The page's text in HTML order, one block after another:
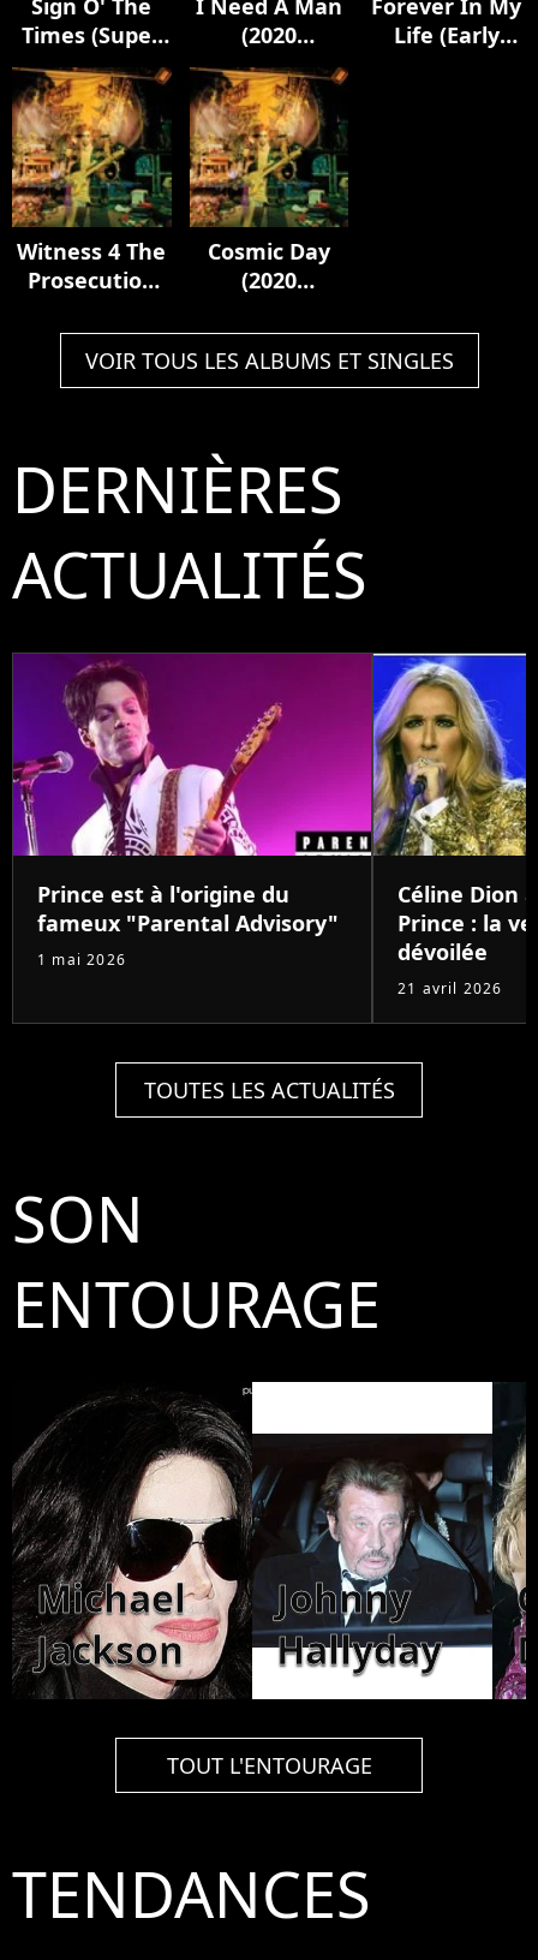
Sign O' The
Times (Super
Deluxe)
I Need A Man
(2020
Remaster)
Forever In My
Life (Early
Witness 4 The
Prosecution
[2020
Remaster]
Cosmic Day
(2020
VOIR TOUS LES ALBUMS ET SINGLES
DERNIÈRES
ACTUALITÉS
Prince est à l'origine du
fameux "Parental Advisory"
1 mai 2026
Céline Dion
Prince : la
dévoilée
21 avril 2026
TOUTES LES ACTUALITÉS
SON
ENTOURAGE
Michael
Jackson
Johnny
Hallyday
TOUT L'ENTOURAGE
TENDANCES